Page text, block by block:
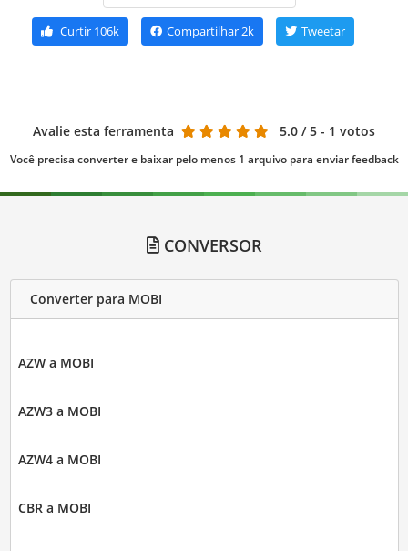
Curtir 106k Compartilhar2k Tweetar
Avalie esta ferramenta 5.0 / 5 - 1 votos
Você precisa converter e baixar pelo menos 1 arquivo para enviar feedback
CONVERSOR
Converter para MOBI
AZW a MOBI
AZW3 a MOBI
AZW4 a MOBI
CBR a MOBI